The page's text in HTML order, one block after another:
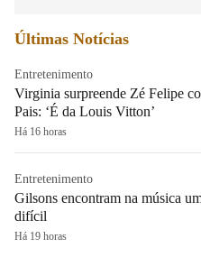
Últimas Notícias
Entretenimento
Virginia surpreende Zé Felipe
Pais: ‘É da Louis Vitton’
Há 16 horas
Entretenimento
Gilsons encontram na música
difícil
Há 19 horas